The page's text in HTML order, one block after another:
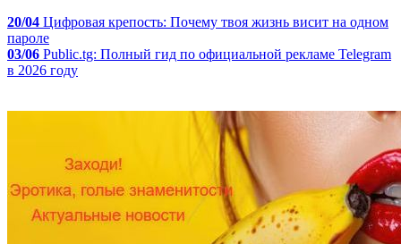
20/04 Цифровая крепость: Почему твоя жизнь висит на одном
пароле
03/06 Public.tg: Полный гид по официальной рекламе Telegram
в 2026 году